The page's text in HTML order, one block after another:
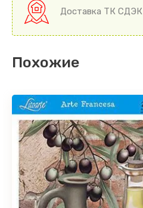
Доставка ТК СДЭК
Похожие